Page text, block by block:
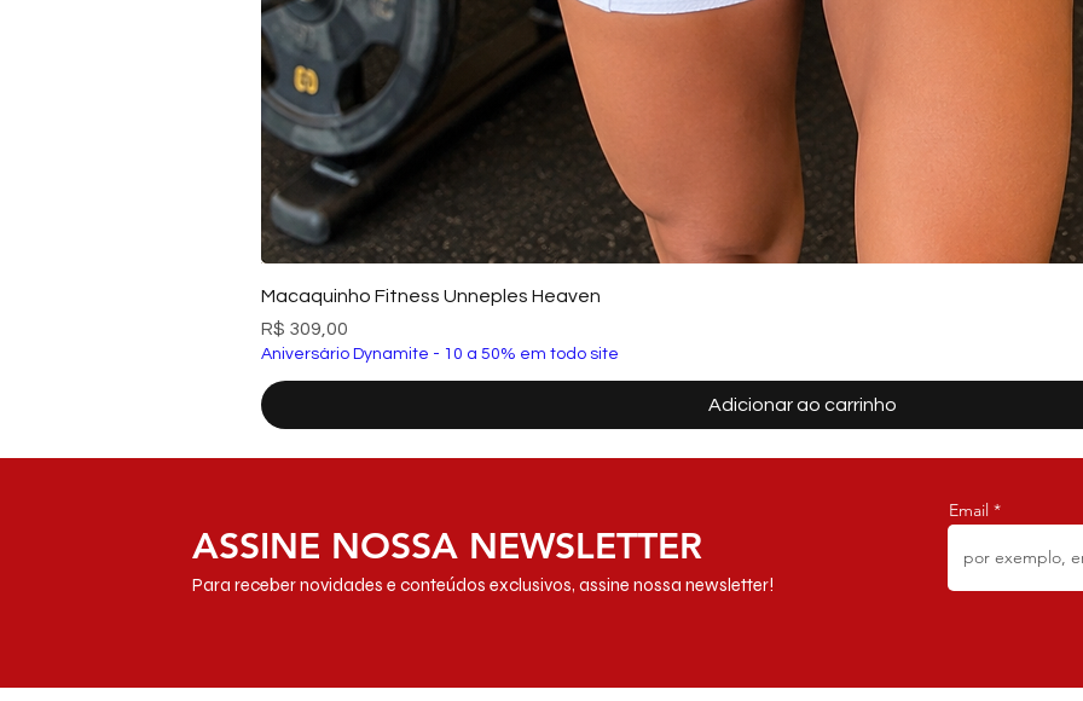
Macaquinho Fitness Unneples Heaven
Preço
R$ 309,00
Aniversário Dynamite - 10 a 50% em todo site
Adicionar ao carrinho
ASSINE NOSSA NEWSLETTER
Para receber novidades e conteúdos exclusivos, assine nossa newsletter!
Email